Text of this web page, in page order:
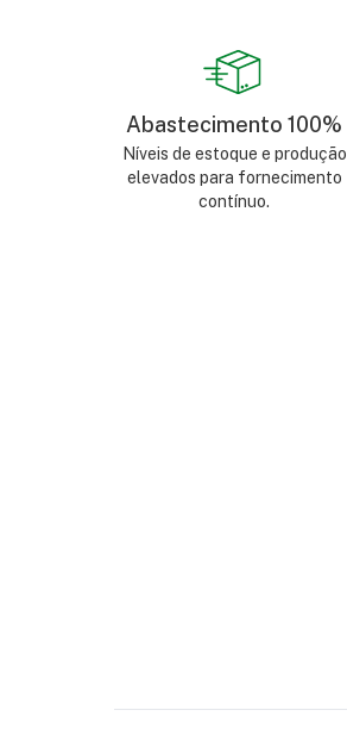
Abastecimento 100%
Níveis de estoque e produção
elevados para fornecimento
contínuo.